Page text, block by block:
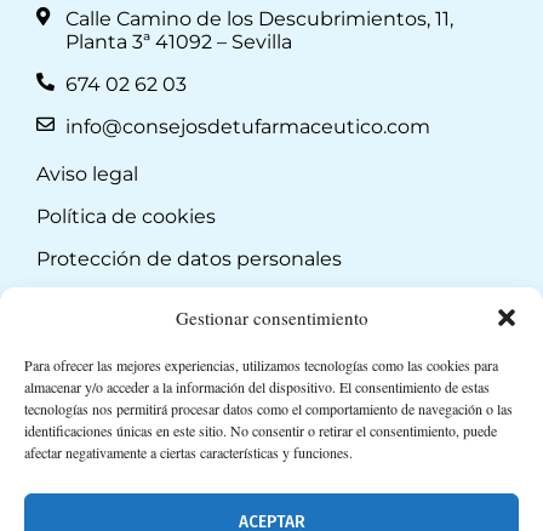
Gestionar consentimiento
Para ofrecer las mejores experiencias, utilizamos tecnologías como las cookies para
almacenar y/o acceder a la información del dispositivo. El consentimiento de estas
tecnologías nos permitirá procesar datos como el comportamiento de navegación o las
identificaciones únicas en este sitio. No consentir o retirar el consentimiento, puede
afectar negativamente a ciertas características y funciones.
ACEPTAR
Calle Camino de los Descubrimientos, 11,
Planta 3ª 41092 – Sevilla
674 02 62 03
info@consejosdetufarmaceutico.com
Aviso legal
Política de cookies
Protección de datos personales